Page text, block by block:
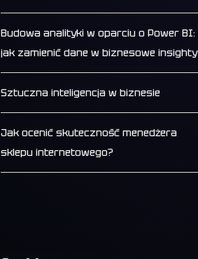
Budowa analityki w oparciu o Power BI:
jak zamienić dane w biznesowe insighty
Sztuczna inteligencja w biznesie
Jak ocenić skuteczność menedżera
sklepu internetowego?